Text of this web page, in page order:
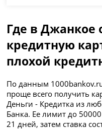
Где в Джанкое
кредитную
плохой
По данным
проще всего получить
Деньги - Кредитка из
Банка. Ее лимит до
21 дней, затем ставка